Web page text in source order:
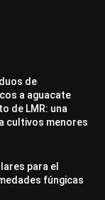
de
a aguacate
de LMR: una
cultivos menores
para el
fúngicas